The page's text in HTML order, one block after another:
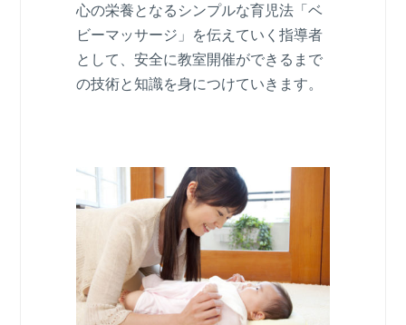
心の栄養となるシンプルな育児法「ベ
ビーマッサージ」を伝えていく指導者
として、安全に教室開催ができるまで
の技術と知識を身につけていきます。